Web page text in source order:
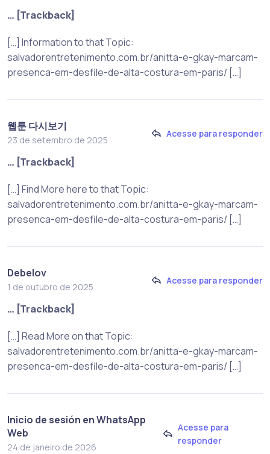
… [Trackback]
[…] Information to that Topic:
salvadorentretenimento.com.br/anitta-e-gkay-marcam-
presenca-em-desfile-de-alta-costura-em-paris/ […]
웹툰 다시보기
23 de setembro de 2025
Acesse para responder
… [Trackback]
[…] Find More here to that Topic:
salvadorentretenimento.com.br/anitta-e-gkay-marcam-
presenca-em-desfile-de-alta-costura-em-paris/ […]
Debelov
1 de outubro de 2025
Acesse para responder
… [Trackback]
[…] Read More on that Topic:
salvadorentretenimento.com.br/anitta-e-gkay-marcam-
presenca-em-desfile-de-alta-costura-em-paris/ […]
Inicio de sesión en WhatsApp
Web
24 de janeiro de 2026
Acesse para
responder